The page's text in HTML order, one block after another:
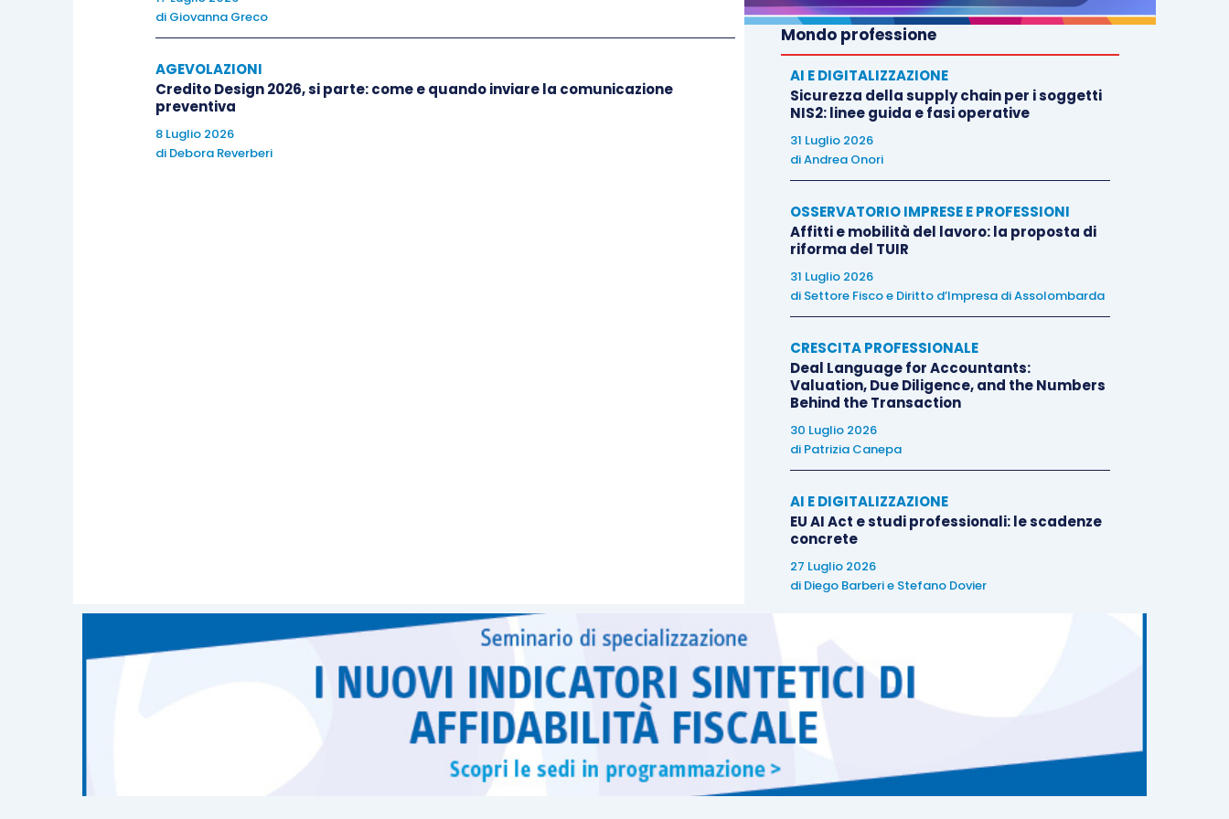
di Giovanna Greco
AGEVOLAZIONI
Credito Design 2026, si parte: come e quando inviare la comunicazione
preventiva
8 Luglio 2026
di Debora Reverberi
Mondo professione
AI E DIGITALIZZAZIONE
Sicurezza della supply chain per i soggetti
NIS2: linee guida e fasi operative
31 Luglio 2026
diAndrea Onori
OSSERVATORIO IMPRESE E PROFESSIONI
Affitti e mobilità del lavoro: la proposta di
riforma del TUIR
31 Luglio 2026
di Settore Fisco e Diritto d’Impresa di Assolombarda
CRESCITA PROFESSIONALE
Deal Language for Accountants:
Valuation, Due Diligence, and the Numbers
Behind the Transaction
30 Luglio 2026
di Patrizia Canepa
AI E DIGITALIZZAZIONE
EU AI Act e studi professionali: le scadenze
concrete
27 Luglio 2026
di Diego Barberie Stefano Dovier